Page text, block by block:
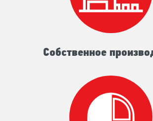
Собственное